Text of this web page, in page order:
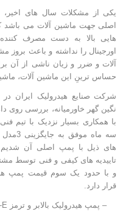
یکی از مشکلات سال های اخیر،
اصلی جهت ماشین آلات می باشد
هایی بالا به دست مصرف
اورجینال را نداشته و باعث
آلات و ضرر و زیان ناشی از آن
حساس ترینِ این ماشین آلات،
نگین گهر خاورمیانه، بررسی روی
با همکاری بسیار نزدیک با تیم
سه ماه
های ذیل با پمپ اصلی آن
تاییدیه های کیفی و فنی توسط
و با حدود یک سوم قیمت پمپ های
قرار دارد.
– پمپ هیدرولیک بالابر و ترمز CAT773-E